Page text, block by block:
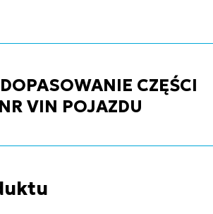
CZĘŚCI
VIN POJAZDU